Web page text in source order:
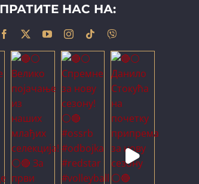
ПРАТИТЕ НАС НА: